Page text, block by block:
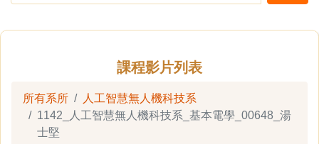
課程影片列表
所有系所
人工智慧無人機科技系
1142_人工智慧無人機科技系_基本電學_00648_湯
士堅